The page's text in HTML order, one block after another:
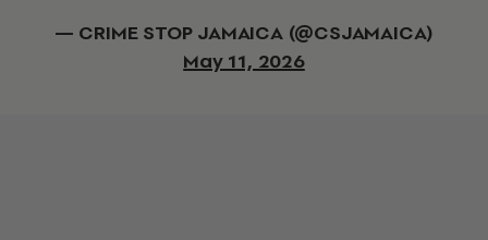
— CRIME STOP JAMAICA (@CSJAMAICA)
May 11, 2026